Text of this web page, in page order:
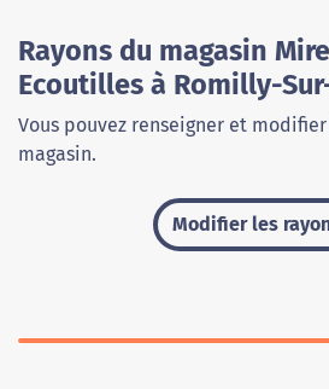
Rayons du magasin
Ecoutilles à Romilly-
Vous pouvez renseigner et
magasin.
Modifier les